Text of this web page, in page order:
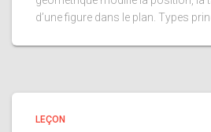
d’une figure dans le plan. Types
LEÇON